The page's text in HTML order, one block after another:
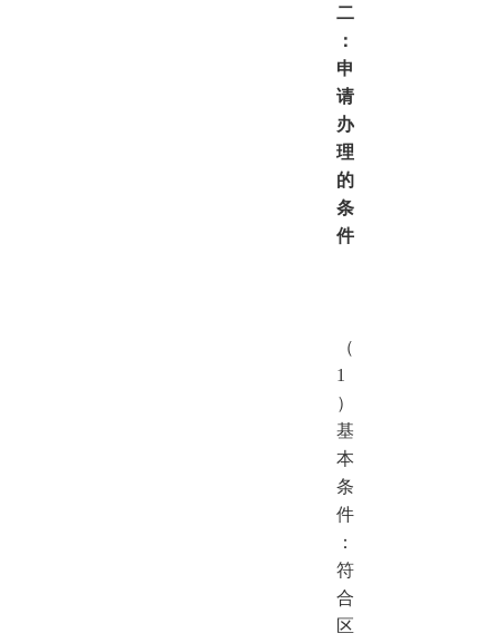
二
：
申
请
办
理
的
条
件
（
1
）
基
本
条
件
：
符
合
区